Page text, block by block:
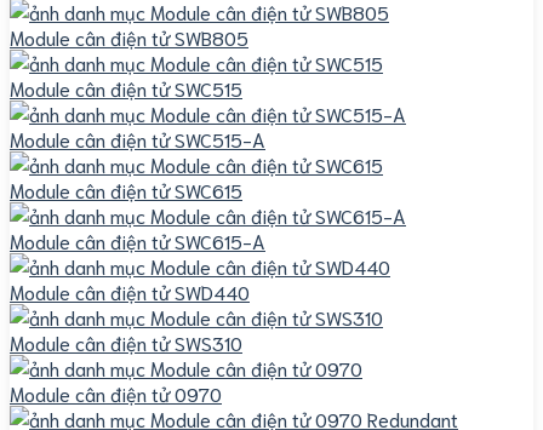
Module cân điện tử SWB805
Module cân điện tử SWC515
Module cân điện tử SWC515-A
Module cân điện tử SWC615
Module cân điện tử SWC615-A
Module cân điện tử SWD440
Module cân điện tử SWS310
Module cân điện tử 0970